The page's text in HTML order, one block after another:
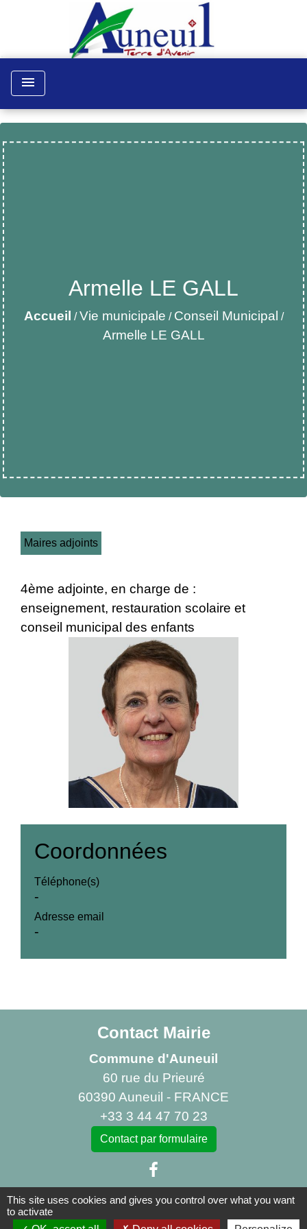
menu
Armelle LE GALL
Accueil /Vie municipale / Conseil Municipal /
Armelle LE GALL
Maires adjoints
4ème adjointe, en charge de :
enseignement, restauration scolaire et
conseil municipal des enfants
Coordonnées
Téléphone(s)
-
Adresse email
-
Contact Mairie
Commune d'Auneuil
60 rue du Prieuré
60390 Auneuil - FRANCE
+33 3 44 47 70 23
Contact par formulaire
This site uses cookies and gives you control over what you want
to activate